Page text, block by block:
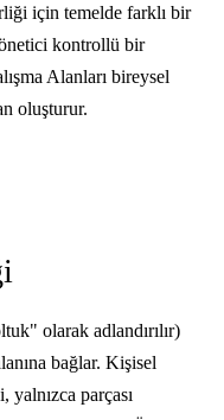
için temelde farklı bir
kontrollü bir
Alanları bireysel
oluşturur.
olarak adlandırılır)
bağlar. Kişisel
parçası